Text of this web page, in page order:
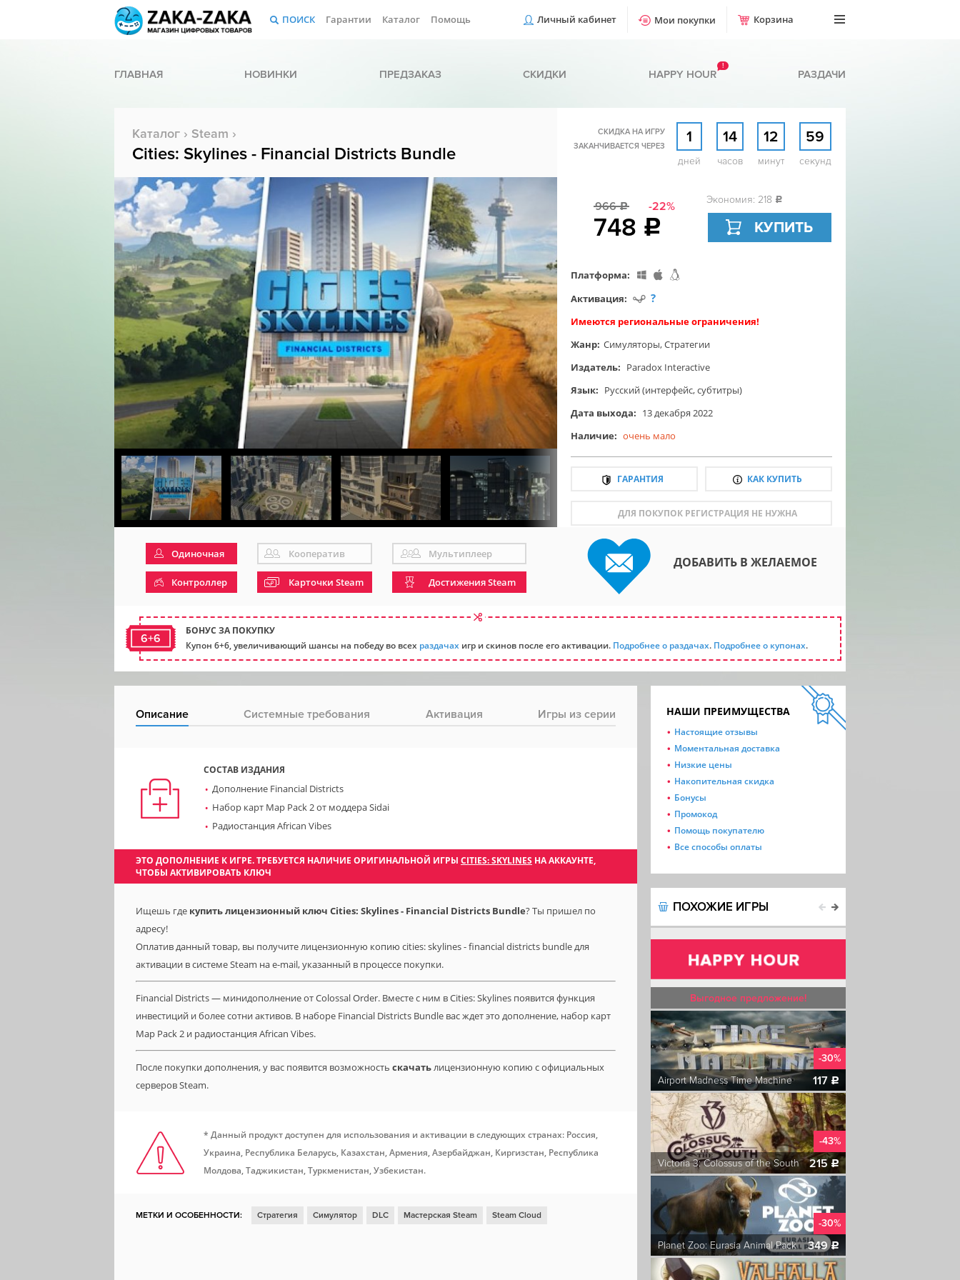
ПОИСК Гарантии Каталог Помощь Личный кабинет Мои покупки Корзина
ГЛАВНАЯ НОВИНКИ ПРЕДЗАКАЗ СКИДКИ HAPPY HOUR
!
РАЗДАЧИ
Каталог › Steam ›
Cities: Skylines - Financial Districts Bundle
СКИДКА НА ИГРУ
ЗАКАНЧИВАЕТСЯ ЧЕРЕЗ
1
дней
14
часов
12
минут
58
секунд
966c -22%
748 c
Экономия: 218 c
КУПИТЬ
Платформа:
Активация:
?
Имеются региональные ограничения!
Жанр: Симуляторы,Стратегии
Издатель: Paradox Interactive
Язык: Русский (интерфейс, субтитры)
Дата выхода: 13 декабря 2022
Наличие: очень мало
ГАРАНТИЯ КАК КУПИТЬ
ДЛЯ ПОКУПОК РЕГИСТРАЦИЯ НЕ НУЖНА
Одиночная Кооператив Мультиплеер
Контроллер Карточки Steam Достижения Steam
ДОБАВИТЬ В ЖЕЛАЕМОЕ
6+6
БОНУС ЗА ПОКУПКУ
Купон 6+6, увеличивающий шансы на победу во всех раздачах игр и скинов после его активации. Подробнее о раздачах. Подробнее о купонах.
Описание Системные требования Активация Игры из серии
СОСТАВ ИЗДАНИЯ
Дополнение Financial Districts
Набор карт Map Pack 2 от моддера Sidai
Радиостанция African Vibes
ЭТО ДОПОЛНЕНИЕ К ИГРЕ. ТРЕБУЕТСЯ НАЛИЧИЕ ОРИГИНАЛЬНОЙ ИГРЫ CITIES: SKYLINES НА АККАУНТЕ,
ЧТОБЫ АКТИВИРОВАТЬ КЛЮЧ
Ищешь где купить лицензионный ключ Cities: Skylines - Financial Districts Bundle? Ты пришел по
адресу!
Оплатив данный товар, вы получите лицензионную копию cities: skylines - financial districts bundle для
активации в системе Steam на e-mail, указанный в процессе покупки.
Financial Districts — минидополнение от Colossal Order. Вместе с ним в Cities: Skylines появится функция
инвестиций и более сотни активов. В наборе Financial Districts Bundle вас ждет это дополнение, набор карт
Map Pack 2 и радиостанция African Vibes.
После покупки дополнения, у вас появится возможность скачатьлицензионную копию с официальных
серверов Steam.
* Данный продукт доступен для использования и активации в следующих странах: Россия,
Украина, Республика Беларусь, Казахстан, Армения, Азербайджан, Киргизстан, Республика
Молдова, Таджикистан, Туркменистан, Узбекистан.
МЕТКИ И ОСОБЕННОСТИ: Стратегия Симулятор DLC Мастерская Steam Steam Cloud
НАШИ ПРЕИМУЩЕСТВА
Настоящие отзывы
Моментальная доставка
Низкие цены
Накопительная скидка
Бонусы
Промокод
Помощь покупателю
Все способы оплаты
ПОХОЖИЕ ИГРЫ
Выгодное предложение!
-30%
Airport Madness Time Machine
117 c
-43%
Victoria 3: Colossus of the South
215 c
-30%
Planet Zoo: Eurasia Animal Pack
349c